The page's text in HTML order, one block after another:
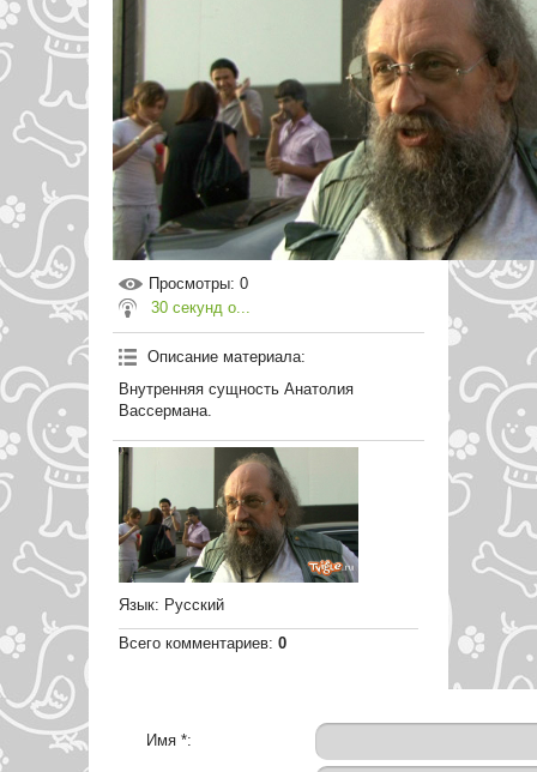
Просмотры: 0
30 секунд о...
Описание материала:
Внутренняя сущность Анатолия
Вассермана.
Язык: Русский
Всего комментариев: 0
Имя *: